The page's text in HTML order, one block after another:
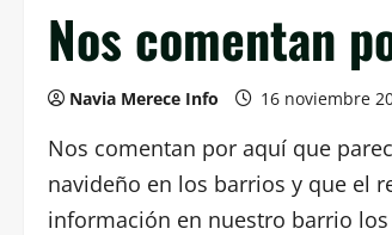
Nos comentan
Navia Merece Info 16 noviembre
Nos comentan por aquí que
navideño en los barrios y que el
información en nuestro barrio